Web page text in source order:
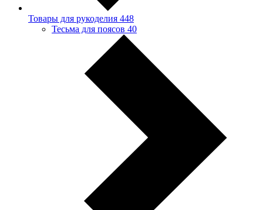
Товары для рукоделия 448
Тесьма для поясов 40